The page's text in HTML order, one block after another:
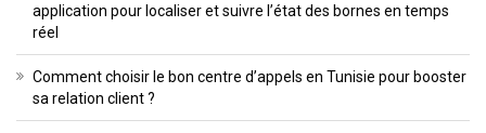
application pour localiser et suivre l’état des bornes en temps
réel
Comment choisir le bon centre d’appels en Tunisie pour booster
sa relation client ?